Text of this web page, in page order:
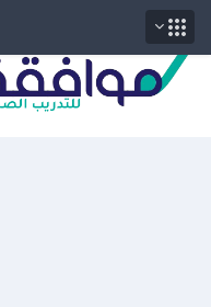
تخطى إلى المحتوى الرئيسي